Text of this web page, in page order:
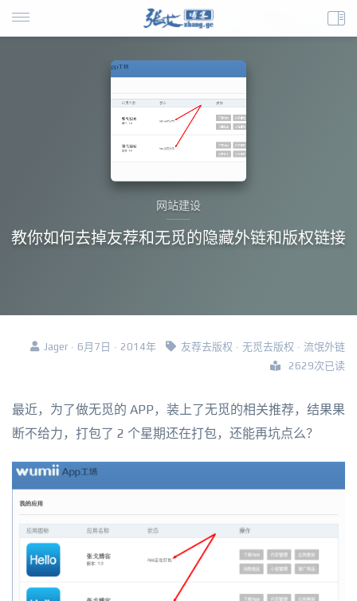
网站建设
教你如何去掉友荐和无觅的隐藏外链和版权链接
Jager · 6月7日 · 2014年 友荐去版权 · 无觅去版权 · 流氓外链
2629次已读
最近，为了做无觅的 APP，装上了无觅的相关推荐，结果果
断不给力，打包了 2 个星期还在打包，还能再坑点么？